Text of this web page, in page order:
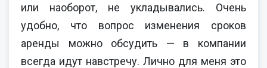
или наоборот, не укладывались. Очень
удобно, что вопрос изменения сроков
аренды можно обсудить — в компании
всегда идут навстречу. Лично для меня это